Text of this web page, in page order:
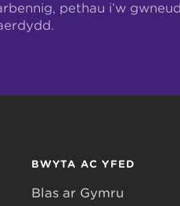
pethau i’w
BWYTA AC YFED
Blas ar Gymru